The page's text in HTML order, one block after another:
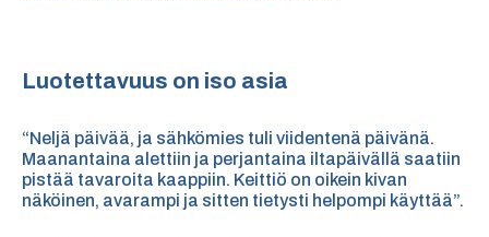
Luotettavuus on iso asia
“Neljä päivää, ja sähkömies tuli viidentenä päivänä.
Maanantaina alettiin ja perjantaina iltapäivällä saatiin
pistää tavaroita kaappiin. Keittiö on oikein kivan
näköinen, avarampi ja sitten tietysti helpompi käyttää”.